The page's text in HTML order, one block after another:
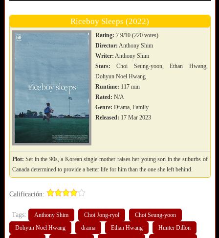
Riceboy Sleeps (2022)
Rating: 7.9/10 (220 votes)
Director: Anthony Shim
Writer: Anthony Shim
Stars: Choi Seung-yoon, Ethan Hwang,
Dohyun Noel Hwang
Runtime: 117 min
Rated: N/A
Genre: Drama, Family
Released: 17 Mar 2023
Plot: Set in the 90s, a Korean single mother raises her young son in the suburbs of
Canada determined to provide a better life for him than the one she left behind.
Calificación:
Tags: Anthony Shim Choi Jong-ryol
Choi Seung-yoon
Dohyun Noel Hwang
drama Ethan Hwang
Hunter Dillon